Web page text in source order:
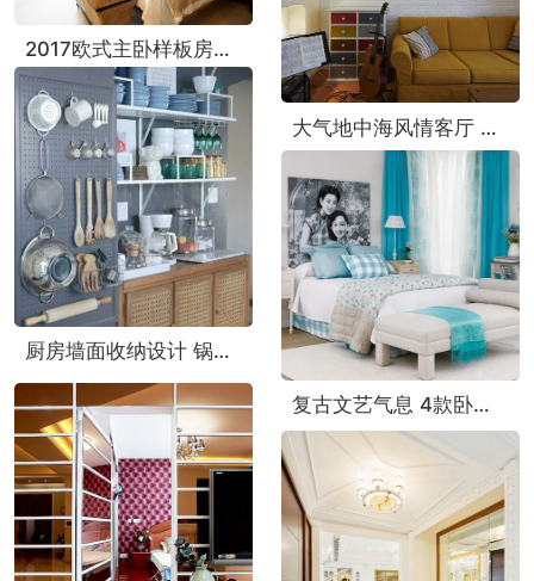
2017欧式主卧样板房欣赏 尽显奢华大气
大气地中海风情客厅 沙发背景墙设计图
厨房墙面收纳设计 锅碗瓢盆好去处
复古文艺气息 4款卧室背景墙装饰画设计